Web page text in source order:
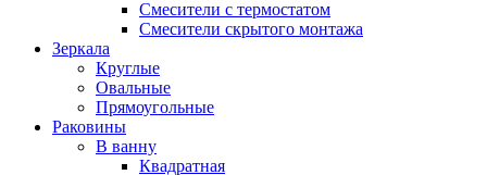
Смесители с термостатом
Смесители скрытого монтажа
Зеркала
Круглые
Овальные
Прямоугольные
Раковины
В ванну
Квадратная